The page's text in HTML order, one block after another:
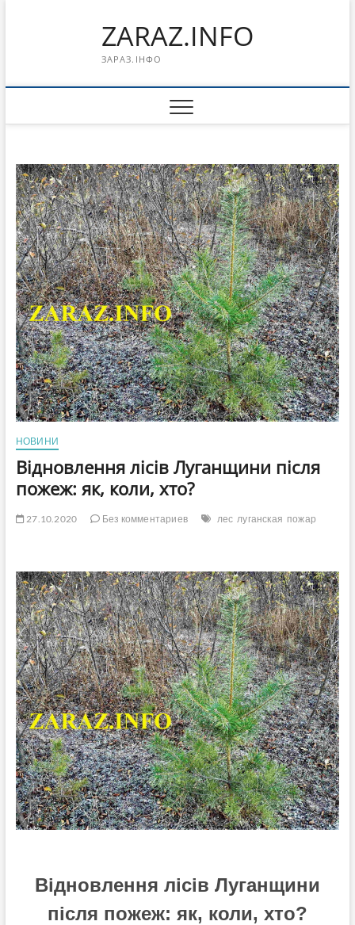
ZARAZ.INFO
ЗАРАЗ.ІНФО
НОВИНИ
Відновлення лісів Луганщини після
пожеж: як, коли, хто?
27.10.2020 Без комментариев лес луганская пожар
Відновлення лісів Луганщини
після пожеж: як, коли, хто?